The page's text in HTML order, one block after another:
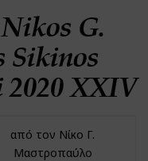
G.
Sikinos
XXIV
από τον Νίκο Γ.
Μαστροπαύλο